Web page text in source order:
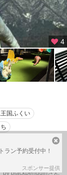
4
国ふくい
by blackpenguinさん
ン予約受付中！
スポンサー提供